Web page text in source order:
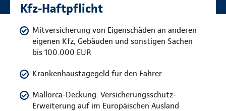
Kfz-Haftpflicht
Mitversicherung von Eigenschäden an anderen
eigenen Kfz, Gebäuden und sonstigen Sachen
bis 100.000 EUR
Krankenhaustagegeld für den Fahrer
Mallorca-Deckung: Versicherungsschutz-
Erweiterung auf im Europäischen Ausland